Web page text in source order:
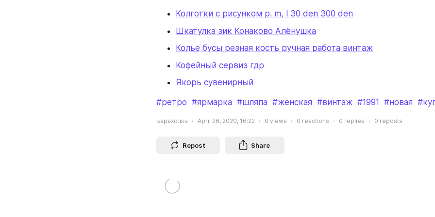
Колготки с рисунком р. m, l 30 den 300 den
Шкатулка зик Конаково Алёнушка
Колье бусы резная кость ручная работа винтаж
Кофейный сервиз гдр
Якорь сувенирный
#ретро #ярмарка #шляпа #женская #винтаж #1991 #новая
Барахолка April 26, 2020, 16:22 0 views 0 reactions 0 replies 0 reposts
Repost Share